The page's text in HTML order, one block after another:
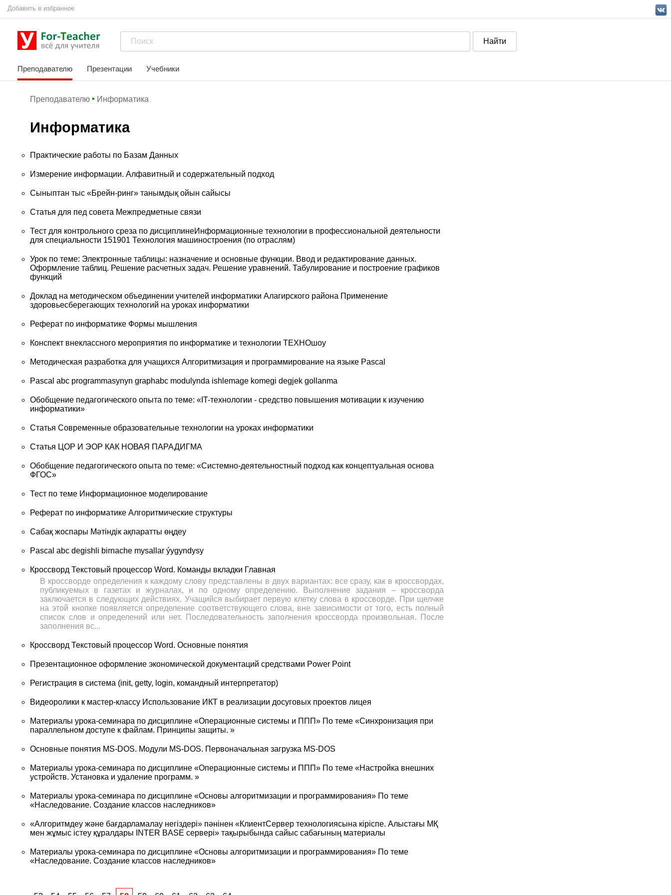
Добавить в избранное
Преподавателю Презентации Учебники
Преподавателю Информатика
Информатика
Практические работы по Базам Данных
Измерение информации. Алфавитный и содержательный подход
Сыныптан тыс «Брейн-ринг» танымдық ойын сайысы
Статья для пед совета Межпредметные связи
Тест для контрольного среза по дисциплинеИнформационные технологии в профессиональной деятельности
для специальности 151901 Технология машиностроения (по отраслям)
Урок по теме: Электронные таблицы: назначение и основные функции. Ввод и редактирование данных.
Оформление таблиц. Решение расчетных задач. Решение уравнений. Табулирование и построение графиков
функций
Доклад на методическом объединении учителей информатики Алагирского района Применение
здоровьесберегающих технологий на уроках информатики
Реферат по информатике Формы мышления
Конспект внеклассного мероприятия по информатике и технологии ТЕХНОшоу
Методическая разработка для учащихся Алгоритмизация и программирование на языке Pascal
Pascal abc programmasynyn graphabc modulynda ishlemage komegi degjek gollanma
Обобщение педагогического опыта по теме: «IT-технологии - средство повышения мотивации к изучению
информатики»
Статья Современные образовательные технологии на уроках информатики
Статья ЦОР И ЭОР КАК НОВАЯ ПАРАДИГМА
Обобщение педагогического опыта по теме: «Системно-деятельностный подход как концептуальная основа
ФГОС»
Тест по теме Информационное моделирование
Реферат по информатике Алгоритмические структуры
Сабақ жоспары Мәтіндік ақпаратты өңдеу
Pascal abc degishli birnache mysallar ýygyndysy
Кроссворд Текстовый процессор Word. Команды вкладки Главная
В кроссворде определения к каждому слову представлены в двух вариантах: все сразу, как в кроссвордах,
публикуемых в газетах и журналах, и по одному определению. Выполнение задания – кроссворда
заключается в следующих действиях. Учащийся выбирает первую клетку слова в кроссворде. При щелчке
на этой кнопке появляется определение соответствующего слова, вне зависимости от того, есть полный
список слов и определений или нет. Последовательность заполнения кроссворда произвольная. После
заполнения вс...
Кроссворд Текстовый процессор Word. Основные понятия
Презентационное оформление экономической документаций средствами Power Point
Регистрация в система (init, getty, login, командный интерпретатор)
Видеоролики к мастер-классу Использование ИКТ в реализации досуговых проектов лицея
Материалы урока-семинара по дисциплине «Операционные системы и ППП» По теме «Синхронизация при
параллельном доступе к файлам. Принципы защиты. »
Основные понятия MS-DOS. Модули MS-DOS. Первоначальная загрузка MS-DOS
Материалы урока-семинара по дисциплине «Операционные системы и ППП» По теме «Настройка внешних
устройств. Установка и удаление программ. »
Материалы урока-семинара по дисциплине «Основы алгоритмизации и программирования» По теме
«Наследование. Создание классов наследников»
«Алгоритмдеу және бағдарламалау негіздері» пәнінен «КлиентСервер технологиясына кіріспе. Алыстағы МҚ
мен жұмыс істеу құралдары INTER BASE сервері» тақырыбында сайыс сабағының материалы
Материалы урока-семинара по дисциплине «Основы алгоритмизации и программирования» По теме
«Наследование. Создание классов наследников»